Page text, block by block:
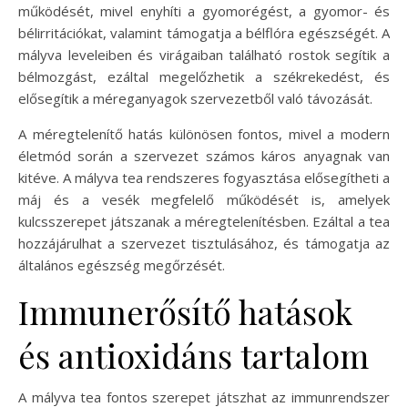
működését, mivel enyhíti a gyomorégést, a gyomor- és
bélirritációkat, valamint támogatja a bélflóra egészségét. A
mályva leveleiben és virágaiban található rostok segítik a
bélmozgást, ezáltal megelőzhetik a székrekedést, és
elősegítik a méreganyagok szervezetből való távozását.
A méregtelenítő hatás különösen fontos, mivel a modern
életmód során a szervezet számos káros anyagnak van
kitéve. A mályva tea rendszeres fogyasztása elősegítheti a
máj és a vesék megfelelő működését is, amelyek
kulcsszerepet játszanak a méregtelenítésben. Ezáltal a tea
hozzájárulhat a szervezet tisztulásához, és támogatja az
általános egészség megőrzését.
Immunerősítő hatások
és antioxidáns tartalom
A mályva tea fontos szerepet játszhat az immunrendszer